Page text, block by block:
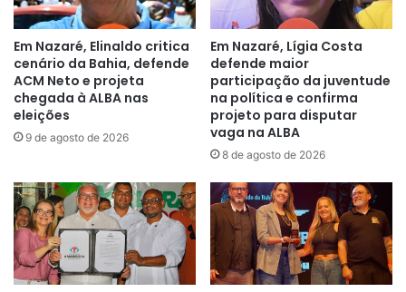
Em Nazaré, Elinaldo critica
cenário da Bahia, defende
ACM Neto e projeta
chegada à ALBA nas
eleições
9 de agosto de 2026
Em Nazaré, Lígia Costa
defende maior
participação da juventude
na política e confirma
projeto para disputar
vaga na ALBA
8 de agosto de 2026